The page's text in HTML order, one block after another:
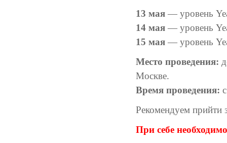
13 мая — уровень
14 мая — уровень
15 мая — уровень
Место проведения:
Москве.
Время проведения:
Рекомендуем прийти
При себе